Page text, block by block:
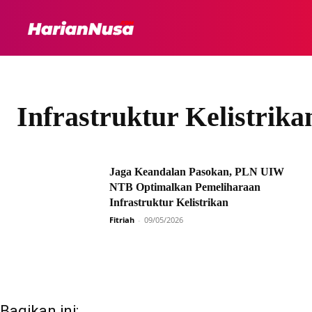
Infrastruktur
Jaga Keandalan Pasokan, PLN UIW
NTB Optimalkan Pemeliharaan
Infrastruktur Kelistrikan
Fitriah - 09/05/2026